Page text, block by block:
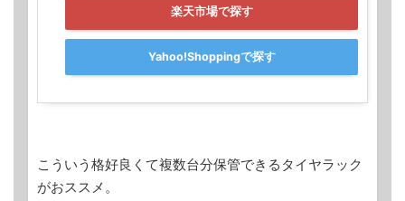
楽天市場で探す
Yahoo!Shoppingで探す
こういう格好良くて複数台分保管できるタイヤラック
がおススメ。